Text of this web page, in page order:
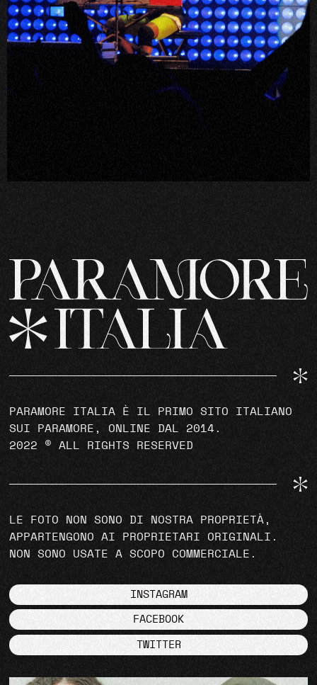
PARAMORE ITALIA È IL PRIMO SITO ITALIANO
SUI PARAMORE, ONLINE DAL 2014.
2022 © ALL RIGHTS RESERVED
LE FOTO NON SONO DI NOSTRA PROPRIETÀ,
APPARTENGONO AI PROPRIETARI ORIGINALI.
NON SONO USATE A SCOPO COMMERCIALE.
INSTAGRAM
FACEBOOK
TWITTER